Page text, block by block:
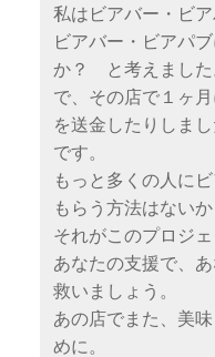
私はビアバー・ビ
ビアバー・ビアパ
か？ と考えました
で、その店で１ヶ
を送金したりしま
です。
もっと多くの人に
もらう方法はない
それがこのプロジェ
あなたの支援で、
救いましょう。
あの店でまた、美
めに。